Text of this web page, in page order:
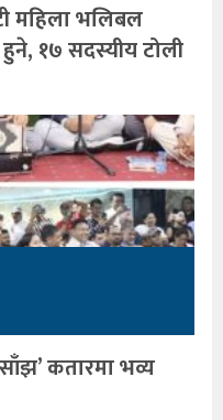
महिला भलिबल
हुने, १७ सदस्यीय टोली
कतारमा भव्य